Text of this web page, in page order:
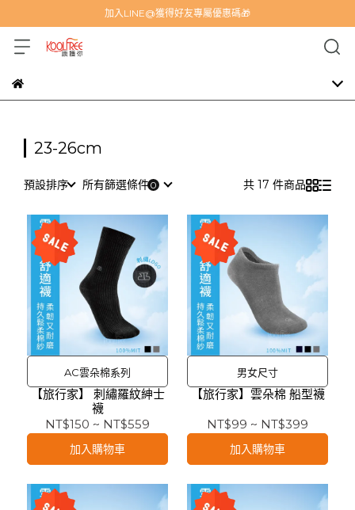
加入LINE@獲得好友專屬優惠碼🎁
23-26cm
預設排序 所有篩選條件 共 17 件商品
AC雲朵棉系列
【旅行家】 刺繡羅紋紳士
襪
NT$150 ~ NT$559
加入購物車
男女尺寸
【旅行家】雲朵棉 船型襪
NT$99 ~ NT$399
加入購物車